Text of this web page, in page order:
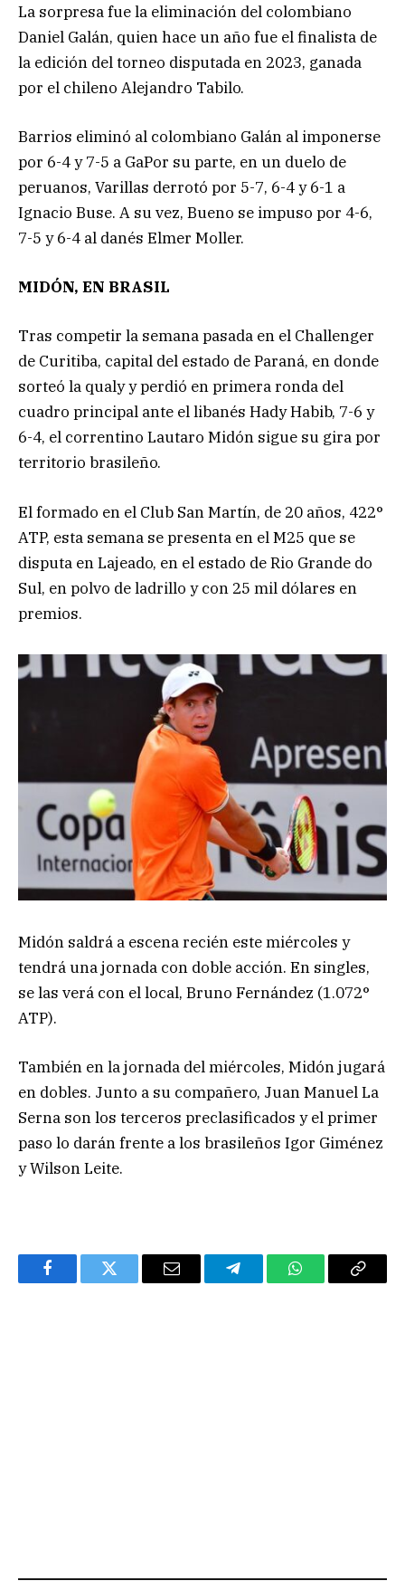
La sorpresa fue la eliminación del colombiano
Daniel Galán, quien hace un año fue el finalista de
la edición del torneo disputada en 2023, ganada
por el chileno Alejandro Tabilo.
Barrios eliminó al colombiano Galán al imponerse
por 6-4 y 7-5 a GaPor su parte, en un duelo de
peruanos, Varillas derrotó por 5-7, 6-4 y 6-1 a
Ignacio Buse. A su vez, Bueno se impuso por 4-6,
7-5 y 6-4 al danés Elmer Moller.
MIDÓN, EN BRASIL
Tras competir la semana pasada en el Challenger
de Curitiba, capital del estado de Paraná, en donde
sorteó la qualy y perdió en primera ronda del
cuadro principal ante el libanés Hady Habib, 7-6 y
6-4, el correntino Lautaro Midón sigue su gira por
territorio brasileño.
El formado en el Club San Martín, de 20 años, 422°
ATP, esta semana se presenta en el M25 que se
disputa en Lajeado, en el estado de Rio Grande do
Sul, en polvo de ladrillo y con 25 mil dólares en
premios.
Midón saldrá a escena recién este miércoles y
tendrá una jornada con doble acción. En singles,
se las verá con el local, Bruno Fernández (1.072°
ATP).
También en la jornada del miércoles, Midón jugará
en dobles. Junto a su compañero, Juan Manuel La
Serna son los terceros preclasificados y el primer
paso lo darán frente a los brasileños Igor Giménez
y Wilson Leite.
FacebookTwitter Email TelegramWhatsAppCopy